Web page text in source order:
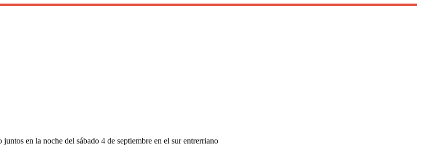
en la noche del sábado 4 de septiembre en el sur entrerriano